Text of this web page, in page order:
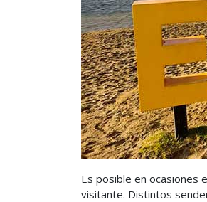
Es posible en ocasiones
visitante. Distintos